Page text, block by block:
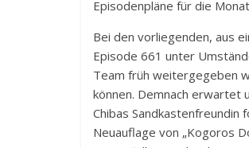
Episodenpläne für die
Bei den vorliegenden, aus
Episode 661 unter
Team früh weitergegeben
können. Demnach erwartet
Chibas
Neuauflage von „Kogoros